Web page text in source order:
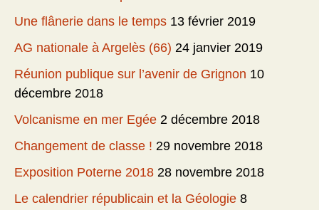
Une flânerie dans le temps 13 février 2019
AG nationale à Argelès (66) 24 janvier 2019
Réunion publique sur l’avenir de Grignon 10
décembre 2018
Volcanisme en mer Egée 2 décembre 2018
Changement de classe ! 29 novembre 2018
Exposition Poterne 2018 28 novembre 2018
Le calendrier républicain et la Géologie 8